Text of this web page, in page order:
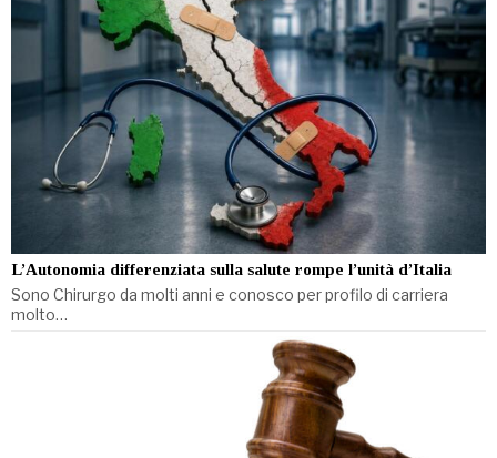
L’Autonomia differenziata sulla salute rompe l’unità d’Italia
Sono Chirurgo da molti anni e conosco per profilo di carriera
molto…